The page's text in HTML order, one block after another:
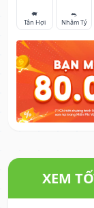
🐖
Tân Hợi
🐀
Nhâm Tý
XEM